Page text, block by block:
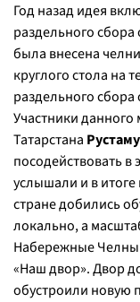
Год назад идея
раздельного
была внесена
круглого стола на
раздельного
Участники
Татарстана
посодействовать
услышали и в
стране добились
локально, а
Набережные Челны
«Наш двор». Двор
обустроили новую